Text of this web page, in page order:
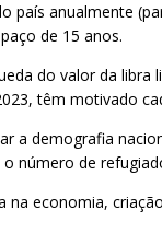
anualmente
de 15 anos.
do valor da
têm motivado
a demografia
de
economia,